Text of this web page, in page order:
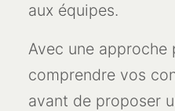
aux équipes.
Avec une approche
comprendre vos
avant de proposer